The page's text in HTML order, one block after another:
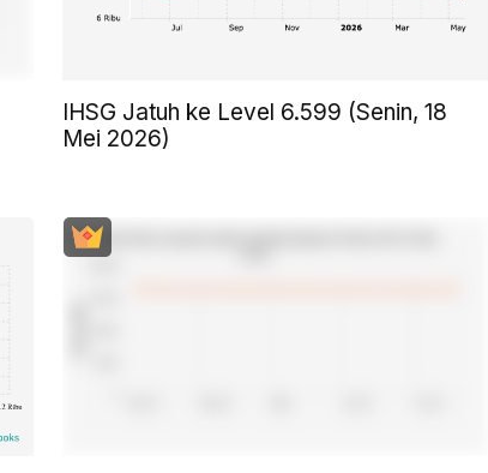
IHSG Jatuh ke Level 6.599 (Senin, 18
Mei 2026)